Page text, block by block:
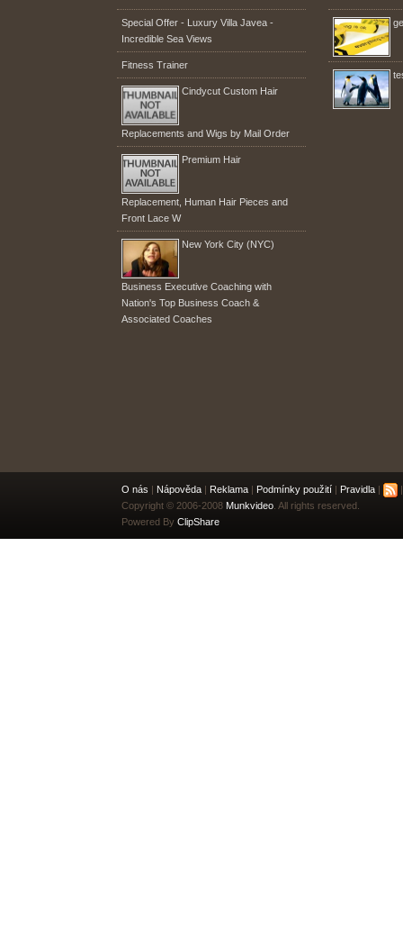
Special Offer - Luxury Villa Javea -
Incredible Sea Views
Fitness Trainer
Cindycut Custom Hair
Replacements and Wigs by Mail Order
Premium Hair
Replacement, Human Hair Pieces and
Front Lace W
New York City (NYC)
Business Executive Coaching with
Nation's Top Business Coach &
Associated Coaches
O nás | Nápověda | Reklama | Podmínky použití | Pravidla |
Copyright © 2006-2008 Munkvideo . All rights reserved.
Powered By ClipShare